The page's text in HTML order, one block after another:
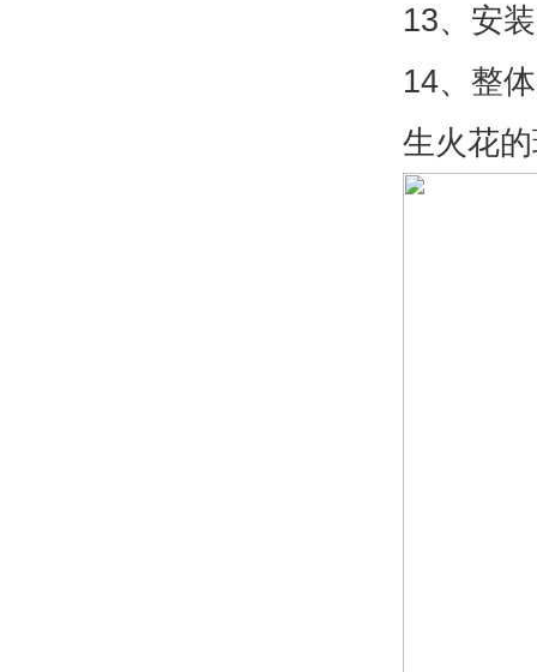
13、安
14、整
生火花